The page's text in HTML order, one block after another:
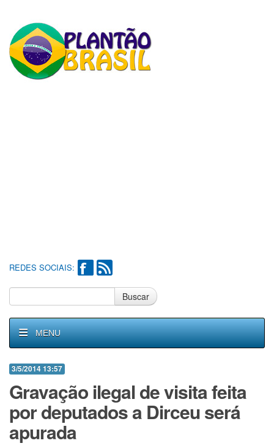
REDES SOCIAIS:
Buscar
MENU
3/5/2014 13:57
Gravação ilegal de visita feita
por deputados a Dirceu será
apurada